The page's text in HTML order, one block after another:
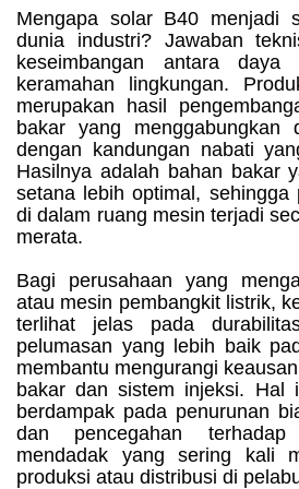
Mengapa solar B40 menjadi
dunia industri? Jawaban
keseimbangan antara
keramahan lingkungan.
merupakan hasil
bakar yang menggabungkan
dengan kandungan nabati
Hasilnya adalah bahan bakar
setana lebih optimal, sehingga
di dalam ruang mesin terjadi
merata.
Bagi perusahaan yang
atau mesin pembangkit listrik,
terlihat jelas pada
pelumasan yang lebih baik
membantu mengurangi
bakar dan sistem injeksi. Hal
berdampak pada penurunan
dan pencegahan
mendadak yang sering kali
produksi atau distribusi di